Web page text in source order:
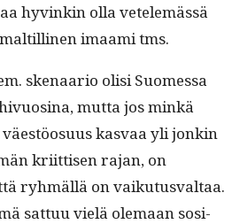
hyvinkin olla vetelemässä
imaa­mi tms.
ske­naario olisi Suomes­sa
mut­ta jos minkä
kas­vaa yli jonkin
kri­it­tisen rajan, on
ryh­mäl­lä on vaiku­tus­val­taa.
sat­tuu vielä ole­maan sosi­